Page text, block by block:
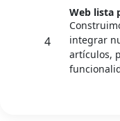
4
Web lista
integrar
artículos,